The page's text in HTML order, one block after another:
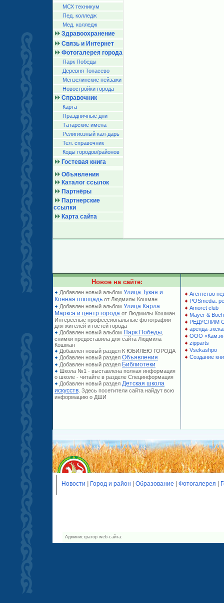
МСХ техникум
Пед. колледж
Мед. колледж
Здравоохранение
Связь и Интернет
Фотогалерея города
Парк Победы
Деревня Топасево
Мензелинские пейзажи
Новостройки города
Справочник
Карта
Праздничные дни
Татарские имена
Религиозный кал-дарь
Тел. справочник
Коды городов/райoнов
Гостевая книга
Объявления
Каталог ссылок
Партнёры
Партнерские
ссылки
Карта сайта
Новое на сайте:
Добавлен новый альбом Улица Тукая и
Конная площадь от Людмилы Кошман
Добавлен новый альбом Улица Карла
Маркса и центр города от Людмилы Кошман.
Интересные профессиональные фотографии
для жителей и гостей города
Добавлен новый альбом Парк Победы
снимки предоставила для сайта Людмила
Кошман
Добавлен новый раздел К ЮБИЛЕЮ ГОРОДА
Добавлен новый раздел Объявления
Добавлен новый раздел Библиотеки
Школа №1 - выставлена полная информация
о школе - читайте в разделе Специнформация
Добавлен новый раздел Детская школа
искусств . Здесь посетители сайта найдут всю
информацию о ДШИ
Агентство
POSmedia:
Amoret club
Mayer & Boch
РЕДУСЛИМ
аренда-
ООО
zipparts
Vsekashpo
Создание
Новости Город и район Образование Фотогалерея
Администратор web-сайта: